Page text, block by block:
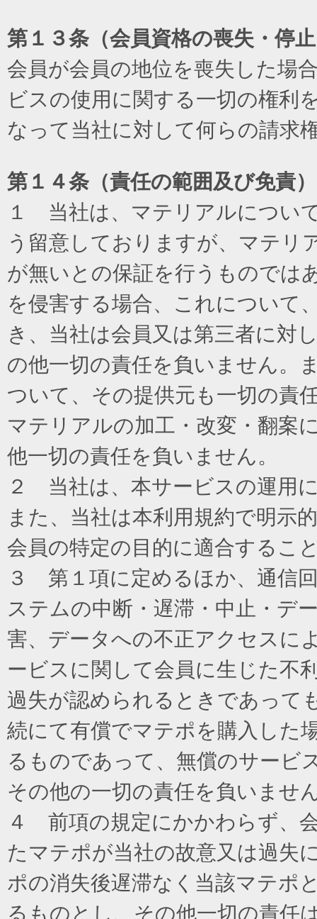
第１３条（会員資格の喪失・停
会員が会員の地位を喪失した場
ビスの使用に関する一切の権利
なって当社に対して何らの請求
第１４条（責任の範囲及び免責）
１ 当社は、マテリアルについ
う留意しておりますが、マテリ
が無いとの保証を行うものでは
を侵害する場合、これについて
き、当社は会員又は第三者に対
の他一切の責任を負いません。
ついて、その提供元も一切の責
マテリアルの加工・改変・翻案
他一切の責任を負いません。
２ 当社は、本サービスの運用
また、当社は本利用規約で明示
会員の特定の目的に適合するこ
３ 第１項に定めるほか、通信
ステムの中断・遅滞・中止・デ
害、データへの不正アクセスに
ービスに関して会員に生じた不
過失が認められるときであって
続にて有償でマテポを購入した
るものであって、無償のサービ
その他の一切の責任を負いませ
４ 前項の規定にかかわらず、
たマテポが当社の故意又は過失
ポの消失後遅滞なく当該マテポ
るものとし、その他一切の責任